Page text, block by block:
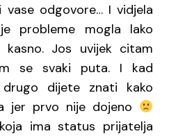
odgovore… I vidjela
probleme mogla lako
Jos uvijek citam
se svaki puta. I kad
dijete znati kako
jer prvo nije dojeno
ima status prijatelja